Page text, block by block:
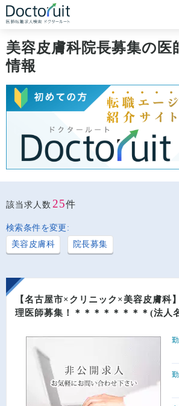
[常勤] 科目から探す
[常勤] 特徴から探す
Doctoruit医師転職特集
Doctoruitについて
運営者情報
プライバシーポリシー
美容皮膚科院長募集の医
情報
該当求人数 25件
検索条件を変更:
美容皮膚科
院長募集
【名古屋市×クリニック×美容皮膚科
理医師募集！＊＊＊＊＊＊＊＊(法人